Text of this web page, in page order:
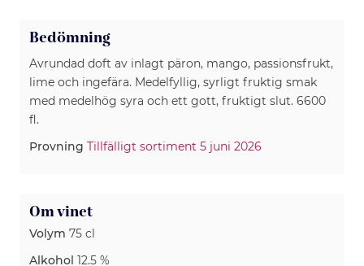
Bedömning
Avrundad doft av inlagt päron, mango, passionsfrukt,
lime och ingefära. Medelfyllig, syrligt fruktig smak
med medelhög syra och ett gott, fruktigt slut. 6600
fl.
Provning Tillfälligt sortiment 5 juni 2026
Om vinet
Volym 75 cl
Alkohol 12.5 %